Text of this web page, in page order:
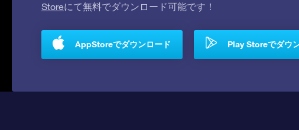
Storeにて無料でダウンロード可能です！
AppStoreでダウンロード Play Storeでダウ